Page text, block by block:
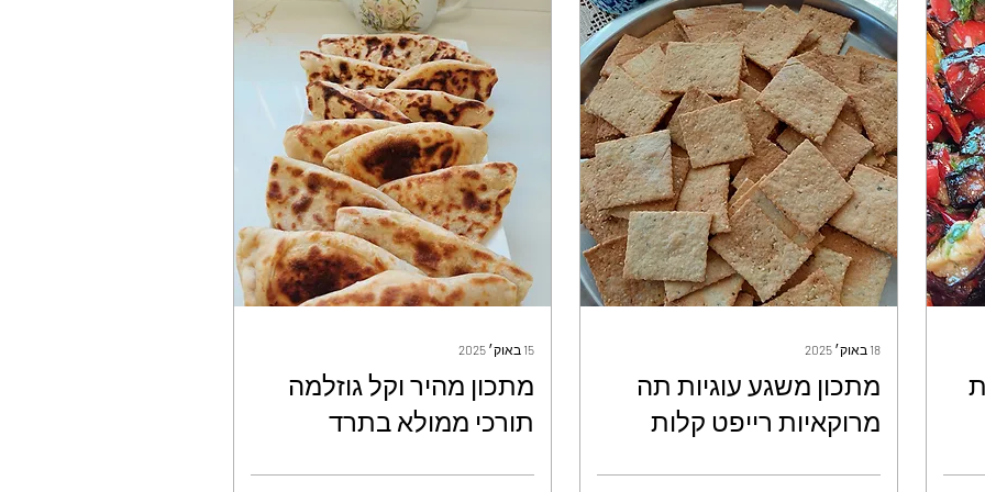
18 באוק׳ 2025
מתכון משגע עוגיות תה
מרוקאיות רייפט קלות
15 באוק׳ 2025
מתכון מהיר וקל גוזלמה
תורכי ממולא בתרד